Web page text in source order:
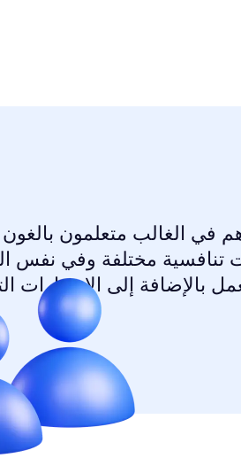
هم في الغالب متعلمون
تنافسية مختلفة وفي نفس
بالإضافة إلى الاختبارات